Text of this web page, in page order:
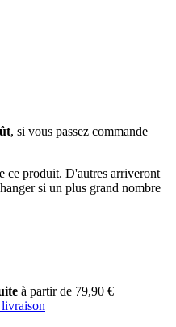
, si vous passez commande
ce produit. D'autres arriveront
si un plus grand nombre
à partir de 79,90 €